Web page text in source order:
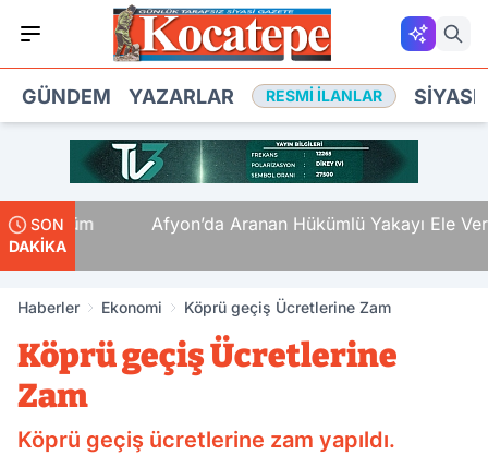
GÜNDEM YAZARLAR RESMI İLANLAR
SON
DAKİKA
Ölüm Afyon’da Aranan Hükümlü Yakayı Ele Verdi
Haberler Ekonomi Köprü geçiş Ücretlerine Zam
Köprü geçiş Ücretlerine
Zam
Köprü geçiş ücretlerine zam yapıldı.